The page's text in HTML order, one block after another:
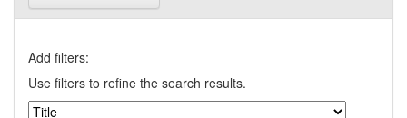
Add filters:
Use filters to refine the search results.